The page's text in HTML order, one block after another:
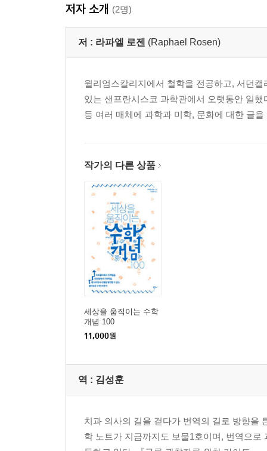
14 교통표지판은 왜 모양이 다를까? / 형태
15 펜타곤 건물은 왜 오각형일까? / 기하학
16 누구나 좋아하는 도형 / 삼각형
19 연을 날리자 / 형태
20 포진과 소금의 공통점 / 플라톤 입체
21 골프공에 홈이 있는 이유 / 물리학, 기하학
24 주인공이 사각형인 소설책 / 기하학, 차원
25 축구공은 그냥 공이 아니다 / 형태, 기하학
26 장난감일까, 수학적 경이일까? / 형태
27 종이 크기의 비밀 / 비율
28 지구를 지도로 그리기 / 자기유사성
29 M&M 초콜릿 포장 / 조합론
30 일곱 조각의 비밀 / 탱그램
31 벨벳 로프도 수학적 존재다 / 카테너리 곡선
32 현수교는 어떻게 차의 무게를 지탱할까? / 물리
2부 행동
33 버스는 왜 몰려다닐까? / 카오스 이론
35 아카데미상 선정 투표 방법 / 조합론
36 빗속에서 최대한 안 젖는 법 / 형태
39 육분의 / 기하학
40 공평하게 집세 나누기 / 조합론
저자 소개 (2명)
저 : 라파엘 로젠 (Raphael Rosen)
윌리엄스칼리지에서 철학을 전공하고, 서던
있는 샌프란시스코 과학관에서 오랫동안 일
등 여러 매체에 과학과 미학, 문화에 대한 글
작가의 다른 상품
세상을 움직이는 수학
개념 100
11,000원
역 : 김성훈
치과 의사의 길을 걷다가 번역의 길로 방향을
학 노트가 지금까지도 보물1호이며, 번역으